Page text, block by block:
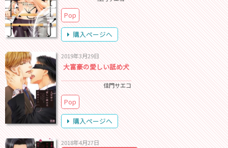
Pop
購入ページへ
2019年3月29日
大富豪の愛しい舐め犬
佳門サエコ
Pop
購入ページへ
2018年4月27日